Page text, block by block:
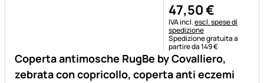
Coperta antimosche RugBe by Covalliero,
zebrata con copricollo, coperta anti eczemi
47,50€
Informazioni fiscali:
IVA incl.escl. spese di
spedizione
Spedizione gratuita a
partire da 149 €